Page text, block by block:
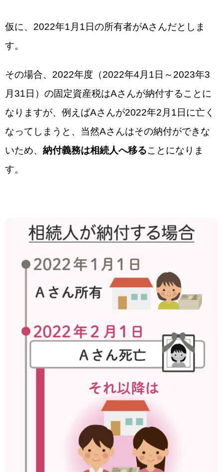
仮に、2022年1月1日の所有者がAさんだとしま
す。
その場合、2022年度（2022年4月1日～2023年3
月31日）の固定資産税はAさんが納付することに
なりますが、例えばAさんが2022年2月1日に亡く
なってしまうと、当然Aさんはその納付ができな
いため、 納付義務は相続人へ移ることになりま
す。